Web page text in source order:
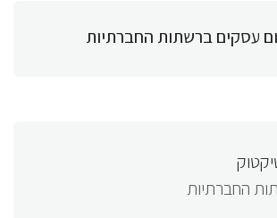
עסקים ברשתות החברתיות
החברתיות